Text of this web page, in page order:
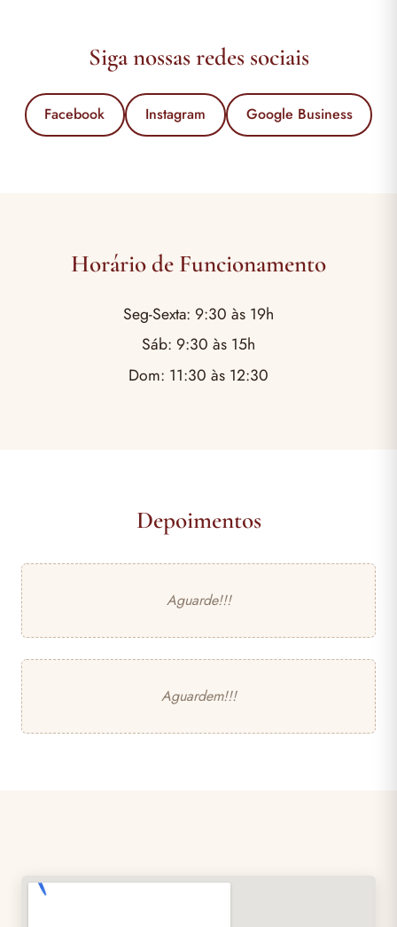
Siga nossas redes sociais
Facebook Instagram Google Business
Horário de Funcionamento
Seg-Sexta: 9:30 às 19h
Sáb: 9:30 às 15h
Dom: 11:30 às 12:30
Depoimentos
Aguarde!!!
Aguardem!!!